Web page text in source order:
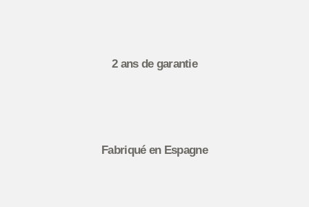
2 ans de garantie
Fabriqué en Espagne